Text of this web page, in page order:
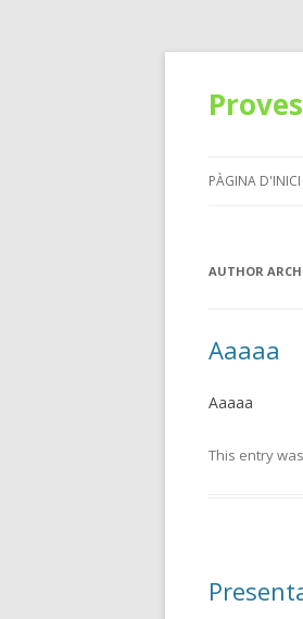
Proves
PÀGINA D'INICI
AUTHOR
Aaaaa
Aaaaa
This entry